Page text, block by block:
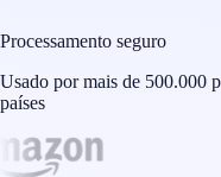
Processamento seguro
Usado por mais de 500.000
países